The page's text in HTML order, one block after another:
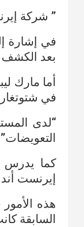
” شركة
في إشارة
بعد الكشف
في
كما يدرس
إيرنست
السابقة